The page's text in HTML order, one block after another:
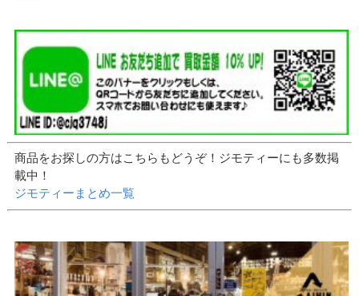
商品をお探しの方はこちらもどうぞ！ジモティーにも多数掲
載中！
ジモティーまとめ一覧